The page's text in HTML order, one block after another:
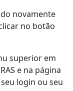
novamente
no botão
superior em
e na página
seu login ou seu